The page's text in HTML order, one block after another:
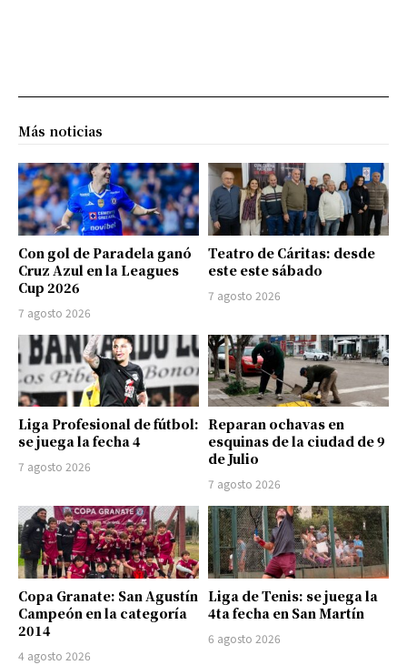
Más noticias
Con gol de Paradela ganó
Cruz Azul en la Leagues
Cup 2026
7 agosto 2026
Teatro de Cáritas: desde
este este sábado
7 agosto 2026
Liga Profesional de fútbol:
se juega la fecha 4
7 agosto 2026
Reparan ochavas en
esquinas de la ciudad de 9
de Julio
7 agosto 2026
Copa Granate: San Agustín
Campeón en la categoría
2014
4 agosto 2026
Liga de Tenis: se juega la
4ta fecha en San Martín
6 agosto 2026